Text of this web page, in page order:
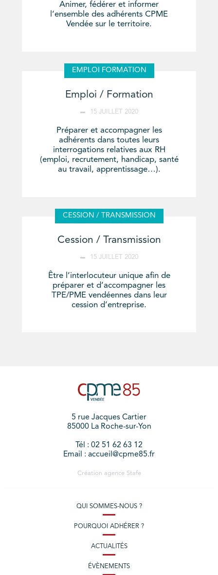
Animer, fédérer et informer
l’ensemble des adhérents CPME
Vendée sur le territoire.
EMPLOI FORMATION
Emploi / Formation
15 JUILLET 2020
Préparer et accompagner les
adhérents dans toutes leurs
interrogations relatives aux RH
(emploi, recrutement, handicap, santé
au travail, apprentissage…).
CESSION / TRANSMISSION
Cession / Transmission
15 JUILLET 2020
Être l’interlocuteur unique afin de
préparer et d’accompagner les
TPE/PME vendéennes dans leur
cession d’entreprise.
5 rue Jacques Cartier
85000 La Roche-sur-Yon
Tél : 02 51 62 63 12
Email : accueil@cpme85.fr
Création agence Stafe
QUI SOMMES-NOUS ?
POURQUOI ADHÉRER ?
ACTUALITÉS
ÉVÈNEMENTS